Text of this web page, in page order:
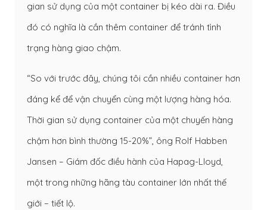
gian sử dụng của một container bị kéo dài ra. Điều
đó có nghĩa là cần thêm container để tránh tình
trạng hàng giao chậm.
“So với trước đây, chúng tôi cần nhiều container hơn
đáng kể để vận chuyển cùng một lượng hàng hóa.
Thời gian sử dụng container của một chuyến hàng
chậm hơn bình thường 15-20%”, ông Rolf Habben
Jansen – Giám đốc điều hành của Hapag-Lloyd,
một trong những hãng tàu container lớn nhất thế
giới – tiết lộ.